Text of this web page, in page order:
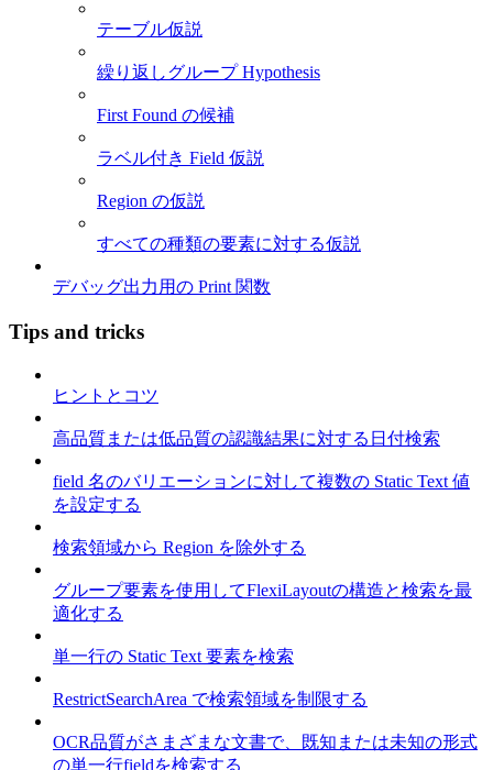
テーブル仮説
繰り返しグループ Hypothesis
First Found の候補
ラベル付き Field 仮説
Region の仮説
すべての種類の要素に対する仮説
デバッグ出力用の Print 関数
Tips and tricks
ヒントとコツ
高品質または低品質の認識結果に対する日付検索
field 名のバリエーションに対して複数の Static Text 値
を設定する
検索領域から Region を除外する
グループ要素を使用してFlexiLayoutの構造と検索を最
適化する
単一行の Static Text 要素を検索
RestrictSearchArea で検索領域を制限する
OCR品質がさまざまな文書で、既知または未知の形式
の単一行fieldを検索する